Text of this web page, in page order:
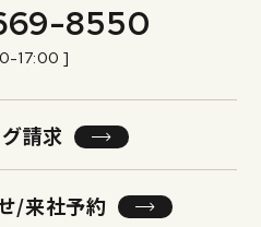
8550
17:00 ]
請求
/来社予約